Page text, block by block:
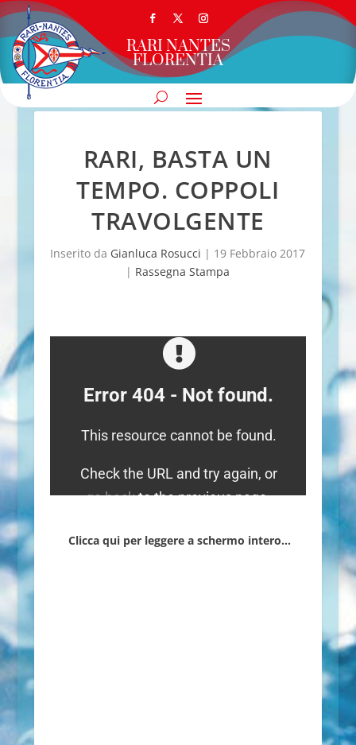
RARI NANTES
FLORENTIA
RARI, BASTA UN
TEMPO. COPPOLI
TRAVOLGENTE
Inserito da Gianluca Rosucci | 19 Febbraio 2017
| Rassegna Stampa
Clicca qui per leggere a schermo intero…